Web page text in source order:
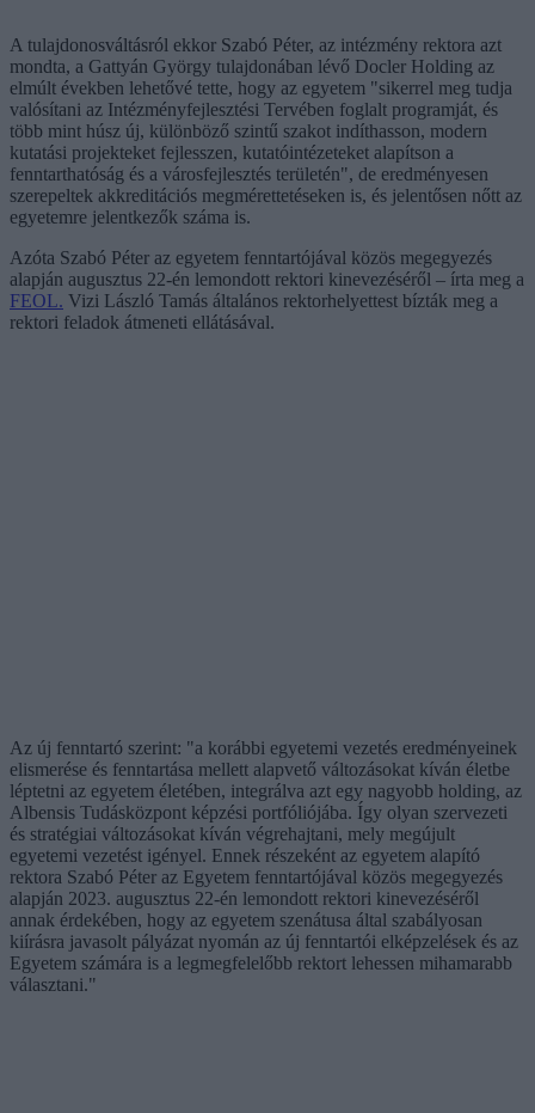
A tulajdonosváltásról ekkor Szabó Péter, az intézmény rektora azt
mondta, a Gattyán György tulajdonában lévő Docler Holding az
elmúlt években lehetővé tette, hogy az egyetem "sikerrel meg tudja
valósítani az Intézményfejlesztési Tervében foglalt programját, és
több mint húsz új, különböző szintű szakot indíthasson, modern
kutatási projekteket fejlesszen, kutatóintézeteket alapítson a
fenntarthatóság és a városfejlesztés területén", de eredményesen
szerepeltek akkreditációs megmérettetéseken is, és jelentősen nőtt az
egyetemre jelentkezők száma is.
Azóta Szabó Péter az egyetem fenntartójával közös megegyezés
alapján augusztus 22-én lemondott rektori kinevezéséről – írta meg a
FEOL. Vizi László Tamás általános rektorhelyettest bízták meg a
rektori feladok átmeneti ellátásával.
Az új fenntartó szerint: "a korábbi egyetemi vezetés eredményeinek
elismerése és fenntartása mellett alapvető változásokat kíván életbe
léptetni az egyetem életében, integrálva azt egy nagyobb holding, az
Albensis Tudásközpont képzési portfóliójába. Így olyan szervezeti
és stratégiai változásokat kíván végrehajtani, mely megújult
egyetemi vezetést igényel. Ennek részeként az egyetem alapító
rektora Szabó Péter az Egyetem fenntartójával közös megegyezés
alapján 2023. augusztus 22-én lemondott rektori kinevezéséről
annak érdekében, hogy az egyetem szenátusa által szabályosan
kiírásra javasolt pályázat nyomán az új fenntartói elképzelések és az
Egyetem számára is a legmegfelelőbb rektort lehessen mihamarabb
választani."